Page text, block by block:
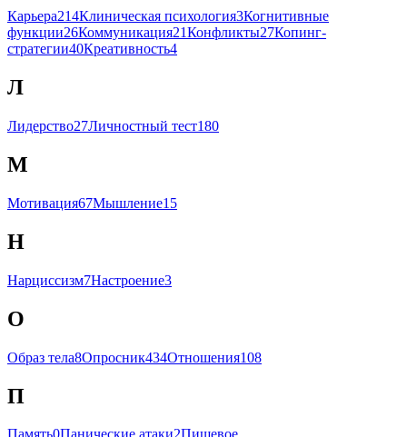
Карьера214Клиническая психология3Когнитивные
функции26Коммуникация21Конфликты27Копинг-
стратегии40Креативность4
Л
Лидерство27Личностный тест180
М
Мотивация67Мышление15
Н
Нарциссизм7Настроение3
О
Образ тела8Опросник434Отношения108
П